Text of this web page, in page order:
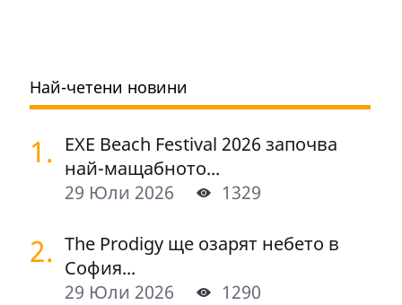
Най-четени новини
1. EXE Beach Festival 2026 започва
най-мащабното...
29 Юли 2026
1329
2. The Prodigy ще озарят небето в
София...
29 Юли 2026
1290